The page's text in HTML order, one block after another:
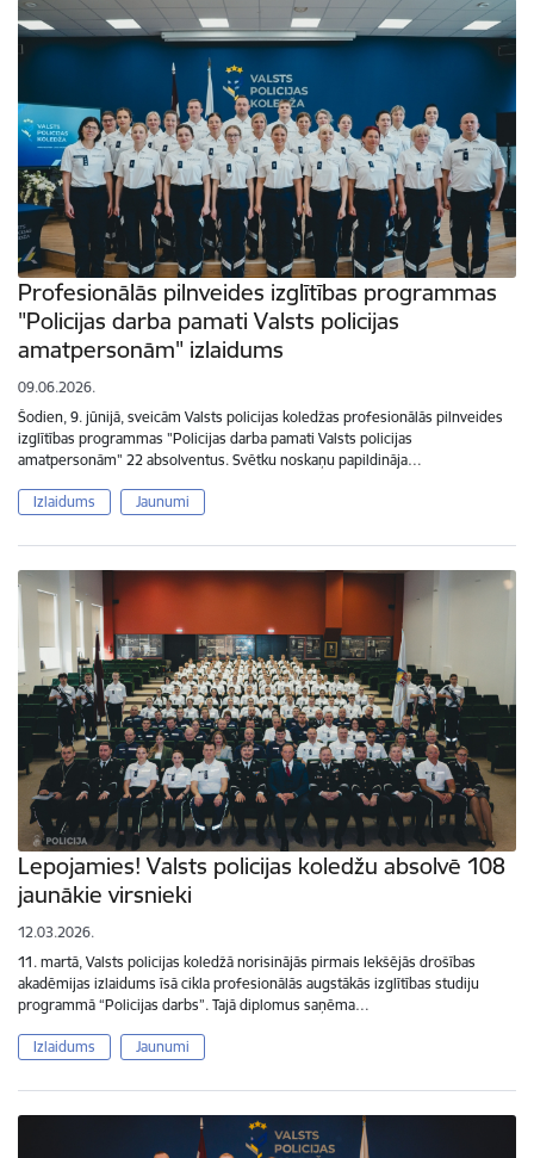
Profesionālās pilnveides izglītības programmas
"Policijas darba pamati Valsts policijas
amatpersonām" izlaidums
09.06.2026.
Šodien, 9. jūnijā, sveicām Valsts policijas koledžas profesionālās pilnveides
izglītības programmas "Policijas darba pamati Valsts policijas
amatpersonām" 22 absolventus. Svētku noskaņu papildināja…
Izlaidums Jaunumi
Lepojamies! Valsts policijas koledžu absolvē 108
jaunākie virsnieki
12.03.2026.
11. martā, Valsts policijas koledžā norisinājās pirmais Iekšējās drošības
akadēmijas izlaidums īsā cikla profesionālās augstākās izglītības studiju
programmā “Policijas darbs”. Tajā diplomus saņēma…
Izlaidums Jaunumi